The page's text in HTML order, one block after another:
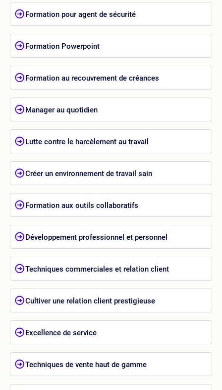
Formation pour agent de sécurité
Formation Powerpoint
Formation au recouvrement de créances
Manager au quotidien
Lutte contre le harcèlement au travail
Créer un environnement de travail sain
Formation aux outils collaboratifs
Développement professionnel et personnel
Techniques commerciales et relation client
Cultiver une relation client prestigieuse
Excellence de service
Techniques de vente haut de gamme